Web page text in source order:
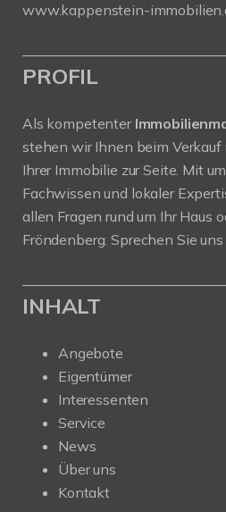
www.kappenstein-
PROFIL
Als kompetenter
stehen wir Ihnen beim Verkauf
Ihrer Immobilie zur Seite. Mit
Fachwissen und lokaler
allen Fragen rund um Ihr Haus
Fröndenberg. Sprechen Sie
INHALT
Angebote
Eigentümer
Interessenten
Service
News
Über uns
Kontakt